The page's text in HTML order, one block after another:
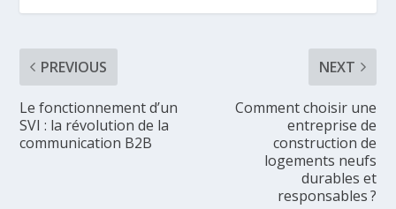
PREVIOUS
Le fonctionnement d’un
SVI : la révolution de la
communication B2B
NEXT
Comment choisir une
entreprise de
construction de
logements neufs
durables et
responsables ?